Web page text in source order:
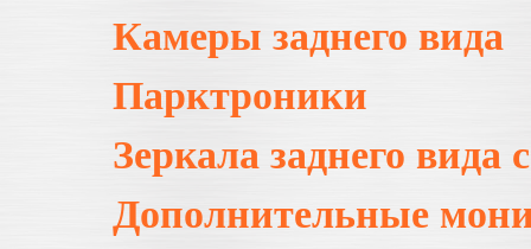
Камеры заднего вида
Парктроники
Зеркала заднего вида
Дополнительные